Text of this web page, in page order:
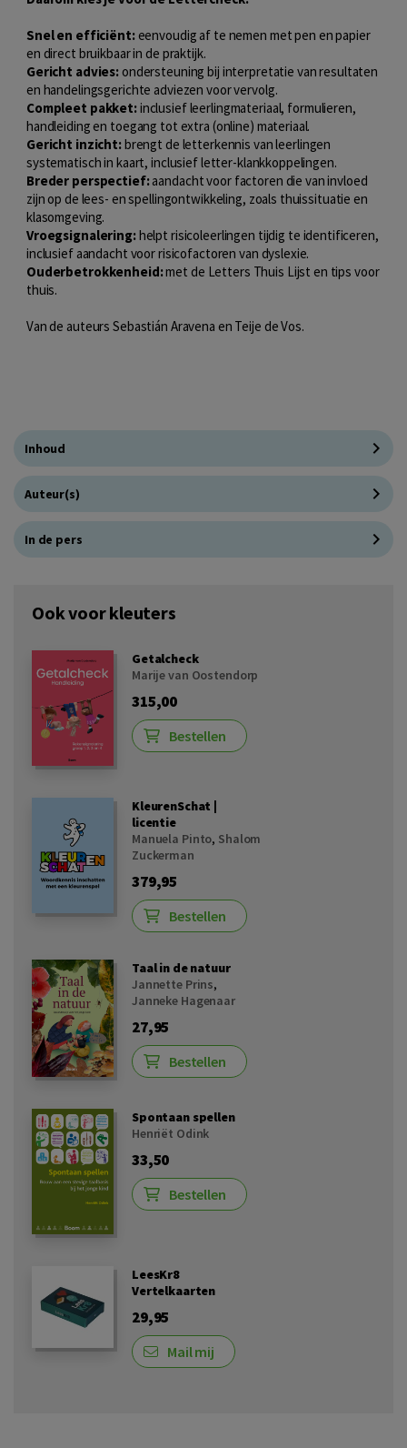
Snel en efficiënt:eenvoudig af te nemen met pen en papier
en direct bruikbaar in de praktijk.
Gericht advies:ondersteuning bij interpretatie van resultaten
en handelingsgerichte adviezen voor vervolg.
Compleet pakket:inclusief leerlingmateriaal, formulieren,
handleiding en toegang tot extra (online) materiaal.
Gericht inzicht:brengt de letterkennis van leerlingen
systematisch in kaart, inclusief letter-klankkoppelingen.
Breder perspectief:aandacht voor factoren die van invloed
zijn op de lees- en spellingontwikkeling, zoals thuissituatie en
klasomgeving.
Vroegsignalering:helpt risicoleerlingen tijdig te identificeren,
inclusief aandacht voor risicofactoren van dyslexie.
Ouderbetrokkenheid:met de Letters Thuis Lijst en tips voor
thuis.
Van de auteurs Sebastián Aravena en Teije de Vos.
Inhoud
Auteur(s)
In de pers
Ook voor kleuters
Getalcheck
Marije van Oostendorp
315,00
Bestellen
KleurenSchat |
licentie
Manuela Pinto, Shalom
Zuckerman
379,95
Bestellen
Taal in de natuur
Jannette Prins,
Janneke Hagenaar
27,95
Bestellen
Spontaan spellen
Henriët Odink
33,50
Bestellen
LeesKr8
Vertelkaarten
29,95
Mail mij